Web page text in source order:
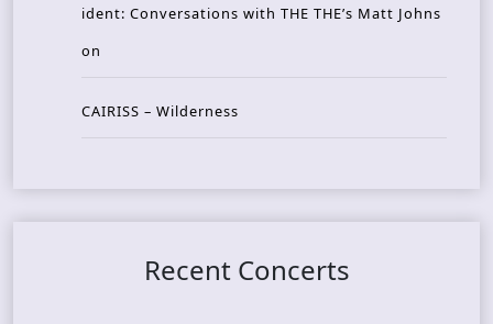
ident: Conversations with THE THE’s Matt Johns
on
CAIRISS – Wilderness
Recent Concerts